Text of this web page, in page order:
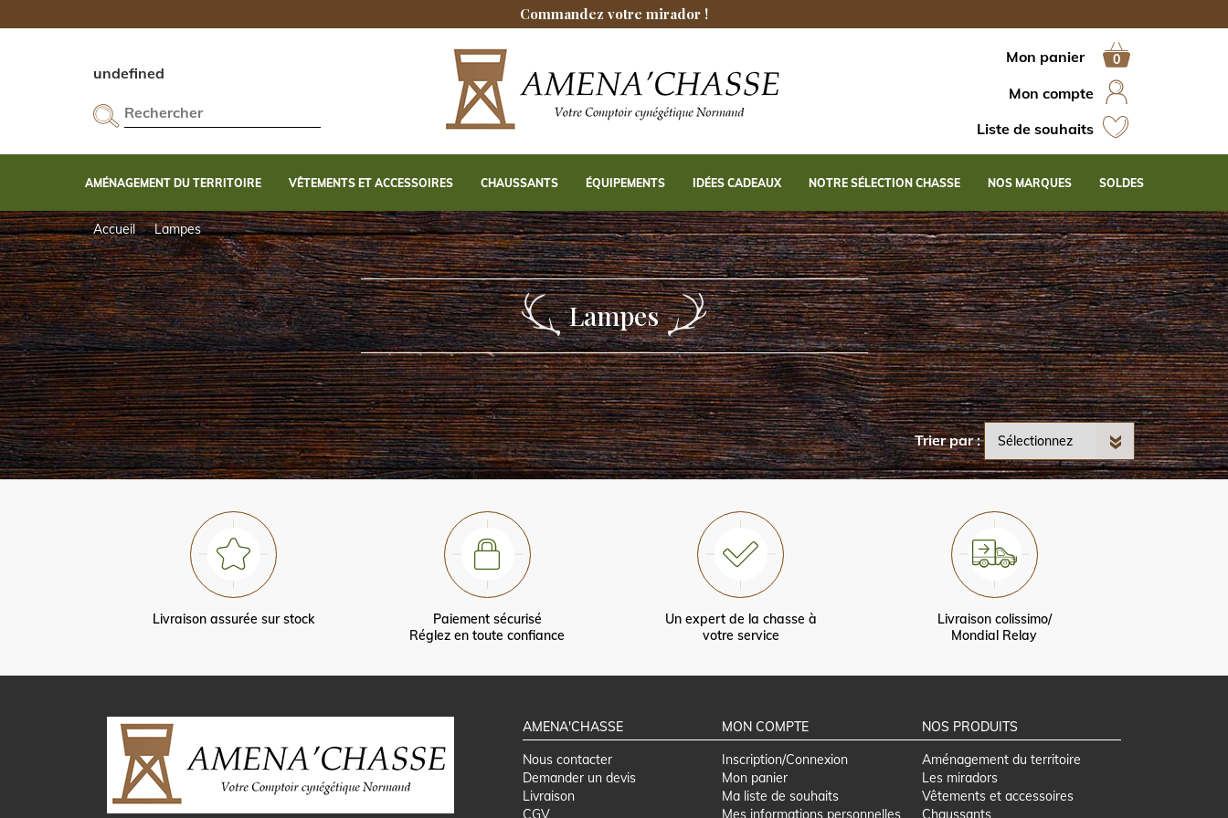
Commandez votre mirador !
undefined
Liste de souhaits
Mon compte
Mon panier
AMÉNAGEMENT DU TERRITOIRE VÊTEMENTS ET ACCESSOIRES CHAUSSANTS ÉQUIPEMENTS IDÉES CADEAUX NOTRE SÉLECTION CHASSE NOS MARQUES SOLDES
Accueil Lampes
Lampes
Trier par
Livraison assurée sur stock
Paiement sécurisé
Réglez en toute confiance
Un expert de la chasse à
votre service
Livraison colissimo/
Mondial Relay
AMENA'CHASSE
Nous contacter
Demander un devis
Livraison
CGV
MON COMPTE
Inscription/Connexion
Mon panier
Ma liste de souhaits
Mes informations personnelles
NOS PRODUITS
Aménagement du territoire
Les miradors
Vêtements et accessoires
Chaussants